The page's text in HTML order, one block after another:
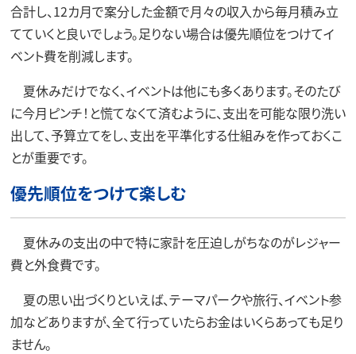
合計し、12カ月で案分した金額で月々の収入から毎月積み立
てていくと良いでしょう。足りない場合は優先順位をつけてイ
ベント費を削減します。
夏休みだけでなく、イベントは他にも多くあります。そのたび
に今月ピンチ！と慌てなくて済むように、支出を可能な限り洗い
出して、予算立てをし、支出を平準化する仕組みを作っておくこ
とが重要です。
優先順位をつけて楽しむ
夏休みの支出の中で特に家計を圧迫しがちなのがレジャー
費と外食費です。
夏の思い出づくりといえば、テーマパークや旅行、イベント参
加などありますが、全て行っていたらお金はいくらあっても足り
ません。